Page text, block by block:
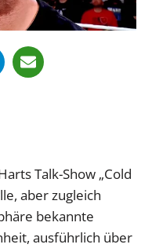
Talk-Show „Cold
aber zugleich
bekannte
ausführlich über